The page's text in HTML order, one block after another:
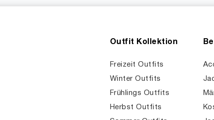
Outfit Kollektion
Freizeit Outfits
Winter Outfits
Frühlings Outfits
Herbst Outfits